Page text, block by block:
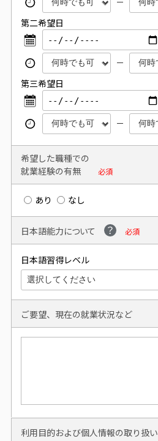
第二希望日
第三希望日
希望した職種での
就業経験の有無
必須
あり なし
日本語能力について 必須
日本語習得レベル
ご要望、現在の就業状況など
利用目的および個人情報の取り扱い